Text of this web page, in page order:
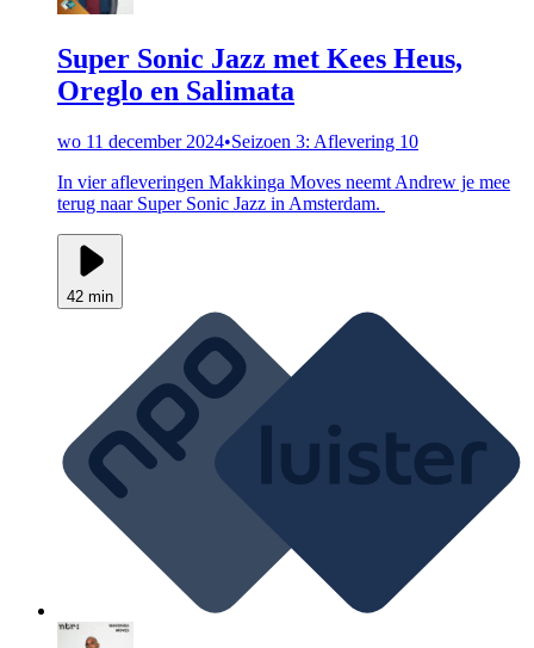
Super Sonic Jazz met Kees Heus,
Oreglo en Salimata
wo 11 december 2024•Seizoen 3: Aflevering 10
In vier afleveringen Makkinga Moves neemt Andrew je mee
terug naar Super Sonic Jazz in Amsterdam.
42 min